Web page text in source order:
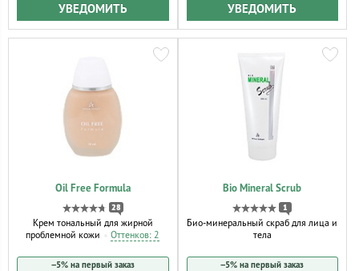
УВЕДОМИТЬ УВЕДОМИТЬ
Oil Free Formula
28
Крем тональный для жирной
проблемной кожи
Оттенков: 2
−5% на первый заказ
Bio Mineral Scrub
1
Био-минеральный скраб для лица и
тела
−5% на первый заказ